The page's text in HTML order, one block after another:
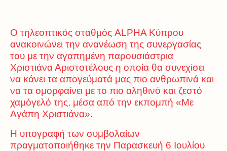
Ο τηλεοπτικός σταθμός ALPHA Κύπρου
ανακοινώνει την ανανέωση της συνεργασίας
του με την αγαπημένη παρουσιάστρια
Χριστιάνα Αριστοτέλους η οποία θα συνεχίσει
να κάνει τα απογεύματά μας πιο ανθρωπινά και
να τα ομορφαίνει με το πιο αληθινό και ζεστό
χαμόγελό της, μέσα από την εκπομπή «Με
Αγάπη Χριστιάνα».
Η υπογραφή των συμβολαίων
πραγματοποιήθηκε την Παρασκευή 6 Ιουλίου